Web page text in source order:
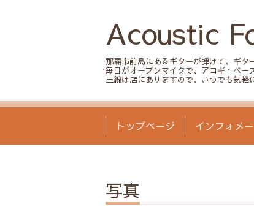
Acoustic
那覇市前島にあるギターが弾けて、ギタ
毎日がオープンマイクで、アコギ・ベー
三線は店にありますので、いつでも気軽
トップページ インフォメ
写真